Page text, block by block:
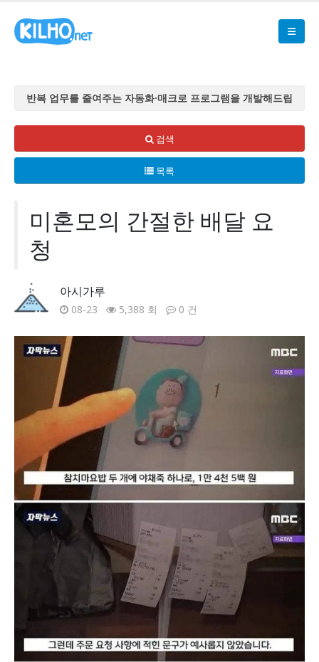
반복 업무를 줄여주는 자동화·매크로 프로그램을 개발해드립
반복 업무를 줄여주는 자동화·매크로 프로그램을 개발해드립
니다
반복 업무를 줄여주는 자동화·매크로 프로그램을 개발해드립
반복 업무를 줄여주는 자동화·매크로 프로그램을 개발해드립
니다
반복 업무를 줄여주는 자동화·매크로 프로그램을 개발해드립
검색
목록
미혼모의 간절한 배달 요
청
아시가루
08-23 5,388 회 0 건